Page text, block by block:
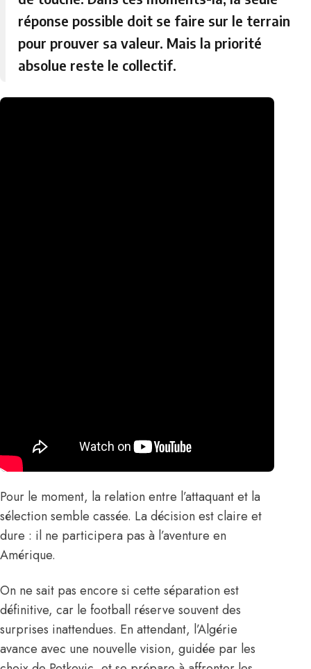
réponse possible doit se faire sur le terrain
pour prouver sa valeur. Mais la priorité
absolue reste le collectif.
Pour le moment, la relation entre l’attaquant et la
sélection semble cassée. La décision est claire et
dure : il ne participera pas à l’aventure en
Amérique.
On ne sait pas encore si cette séparation est
définitive, car le football réserve souvent des
surprises inattendues. En attendant, l’Algérie
avance avec une nouvelle vision, guidée par les